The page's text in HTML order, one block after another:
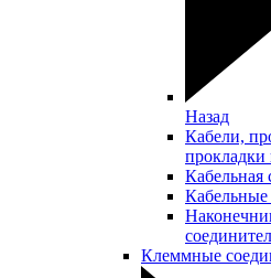
Назад
Кабели,
прокладки
Кабельная
Кабельные
Клеммные